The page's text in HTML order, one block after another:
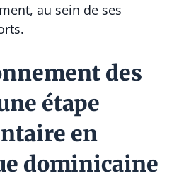
au sein de ses
des
étape
en
dominicaine